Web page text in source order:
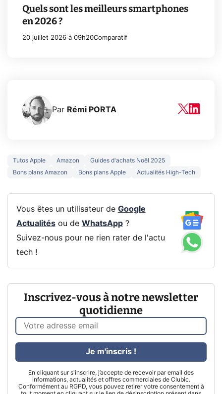
Quels sont les meilleurs smartphones
en 2026 ?
20 juillet 2026 à 09h20Comparatif
Par Rémi PORTA
Tutos Apple Amazon
Guides d'achats Noël 2025
Bons plans Amazon
Bons plans Apple Actualités High-Tech
Vous êtes un utilisateur de Google
Actualitésou de WhatsApp?
Suivez-nous pour ne rien rater de l'actu
tech !
Inscrivez-vous à notre newsletter
quotidienne
En cliquant sur s'inscrire, j’accepte de recevoir par email des
informations, actualités et offres commerciales de Clubic.
Conformément au RGPD, vous pouvez retirer votre consentement à
Je m'inscris !